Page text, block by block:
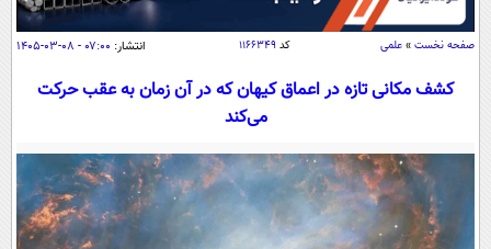
اقتصاد
اقتصادی
خودرو
جامعه
اجتماعی
حوادث
سلامت
یک برش دانایی
ورزشی
بین الملل
سیاست خارجی
فرهنگ و هنر
علم و دانش
صفحه نخست » علمی کد ۱۱۶۶۳۴۹ انتشار: ۰۷:۰۰ - ۰۸-۰۳-۱۴۰۵
کشف مکانی تازه در اعماق کیهان که در آن زمان به عقب حرکت
می‌کند